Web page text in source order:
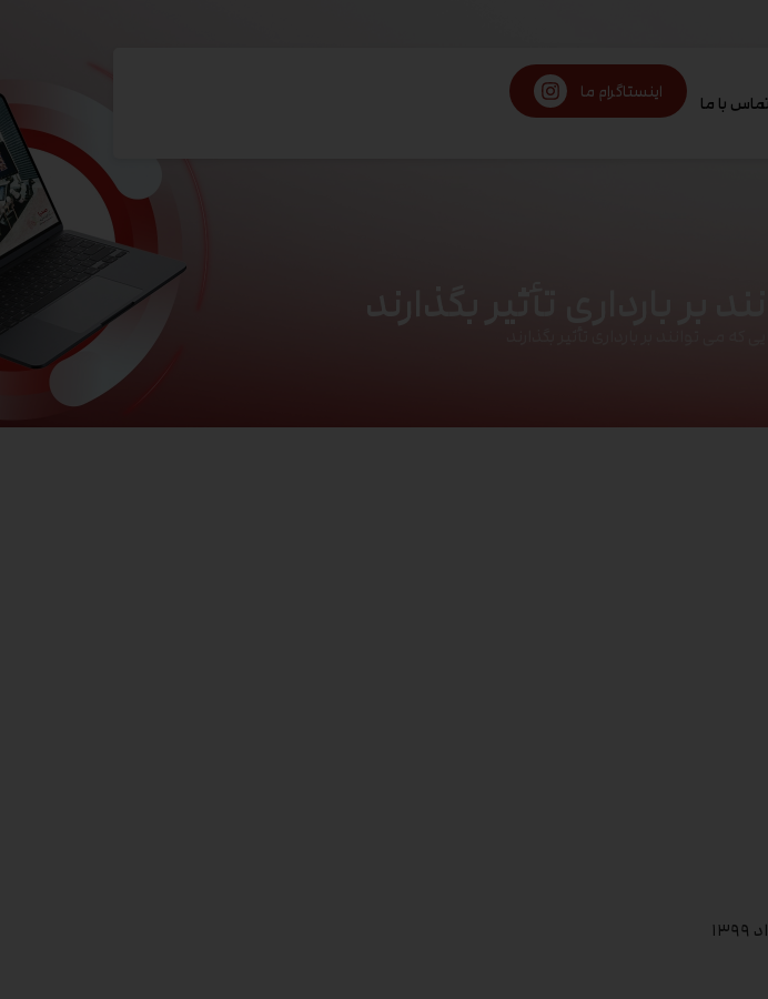
تماس با ما
اینستاگرام ما
بارداری تأثیر بگذارند